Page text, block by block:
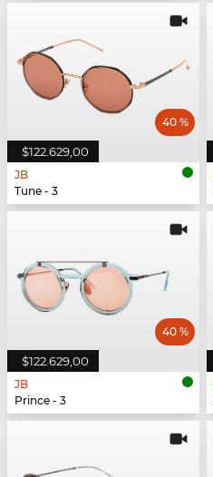
$122.629,00
40 %
JB
Tune - 3
$122.629,00
40 %
JB
Prince - 3